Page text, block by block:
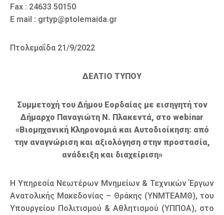
Fax : 24633 50150
E mail : grtyp@ptolemaida.gr
Πτολεμαΐδα 21/9/2022
ΔΕΛΤΙΟ ΤΥΠΟΥ
Συμμετοχή του Δήμου Εορδαίας με εισηγητή τον
Δήμαρχο Παναγιώτη Ν. Πλακεντά, στο webinar
«Βιομηχανική Κληρονομιά και Αυτοδιοίκηση: από
την αναγνώριση και αξιολόγηση στην προστασία,
ανάδειξη και διαχείριση»
Η Υπηρεσία Νεωτέρων Μνημείων & Τεχνικών Έργων
Ανατολικής Μακεδονίας – Θράκης (ΥΝΜΤΕΑΜΘ), του
Υπουργείου Πολιτισμού & Αθλητισμού (ΥΠΠΟΑ), στο